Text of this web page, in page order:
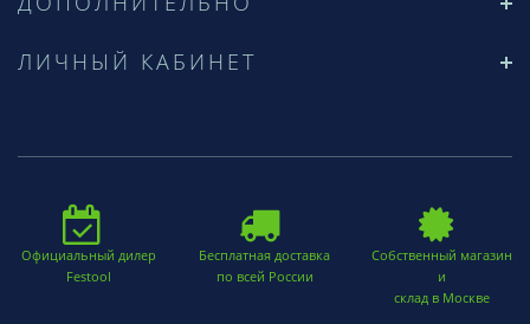
ЛИЧНЫЙ КАБИНЕТ
Официальный дилер
Festool
Бесплатная доставка
по всей России
Собственный магазин
и
склад в Москве